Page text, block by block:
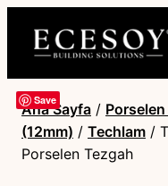
Save
Ana Sayfa /
(12mm) / Techlam /
Porselen Tezgah